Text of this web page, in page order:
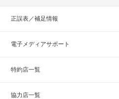
正誤表／補足情報
電子メディアサポート
特約店一覧
協力店一覧